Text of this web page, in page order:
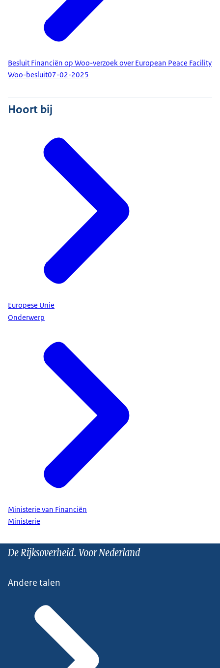
Besluit Financiën op Woo-verzoek over European Peace Facility
Woo-besluit07-02-2025
Hoort bij
Europese Unie
Onderwerp
Ministerie van Financiën
Ministerie
De Rijksoverheid. Voor Nederland
Andere talen